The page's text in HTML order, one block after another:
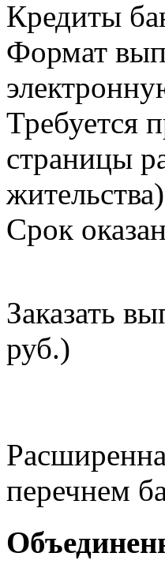
Кредиты
Формат
Требуется
страницы
Срок
Заказать
руб.)
перечнем